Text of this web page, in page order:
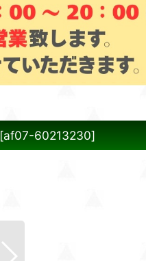
[af07-60213230]